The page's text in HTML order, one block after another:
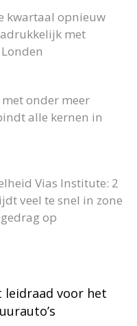
kwartaal opnieuw
met
onder meer
alle kernen in
Vias Institute: 2
veel te snel in zone
op
leidraad voor het